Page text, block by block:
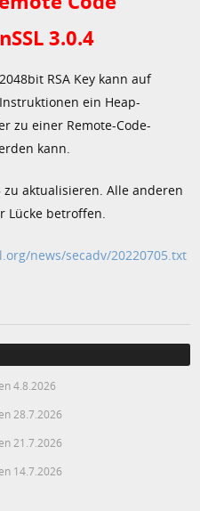
3.0.4
RSA Key kann auf
ein Heap-
zu einer Remote-Code-
kann.
aktualisieren. Alle anderen
Lücke betroffen.
news/secadv/20220705.txt
4.8.2026
28.7.2026
21.7.2026
14.7.2026